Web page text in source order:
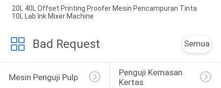
20L 40L Offset Printing Proofer Mesin Pencampuran Tinta
10L Lab Ink Mixer Machine
Bad Request Semua
Mesin Penguji Pulp
Penguji Kemasan
Kertas